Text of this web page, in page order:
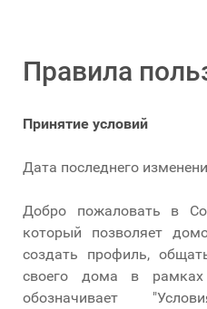
Правила
Принятие условий
Дата последнего
Добро пожаловать в
который позволяет
создать профиль,
своего дома в
обозначивает